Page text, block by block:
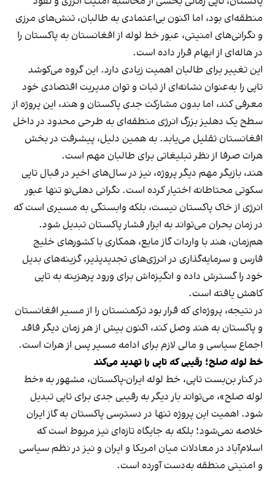
منطقه‌ای بود، اما اکنون بی‌اعتمادی به طالبان، تنش‌های مرزی
و نگرانی‌های امنیتی، عبور خط لوله از افغانستان به پاکستان را
در هاله‌ای از ابهام قرار داده است.
این تغییر برای طالبان اهمیت زیادی دارد. این گروه می‌کوشد
تاپی را به‌عنوان نشانه‌ای از ثبات و توان مدیریت اقتصادی خود
معرفی کند، اما بدون مشارکت جدی پاکستان و هند، این پروژه از
سطح یک دهلیز بزرگ انرژی منطقه‌ای به طرحی محدود در داخل
افغانستان تقلیل می‌یابد. به همین دلیل، پیشرفت در بخش
هرات صرفا از نظر تبلیغاتی برای طالبان مهم است.
هند، بازیگر مهم دیگر پروژه، نیز در سال‌های اخیر در قبال تاپی
سکوتی محتاطانه اختیار کرده است. نگرانی دهلی‌نو تنها عبور
انرژی از خاک پاکستان نیست، بلکه وابستگی به مسیری است که
در زمان بحران می‌تواند به ابزار فشار پاکستان تبدیل شود.
هم‌زمان، هند با واردات گاز مایع، همکاری با کشورهای خلیج
فارس و سرمایه‌گذاری در انرژی‌های تجدیدپذیر، گزینه‌های بدیل
خود را گسترش داده و انگیزه‌اش برای ورود پرهزینه به تاپی
کاهش یافته است.
در نتیجه، پروژه‌ای که قرار بود ترکمنستان را از مسیر افغانستان
و پاکستان به هند وصل کند، اکنون بیش از هر زمان دیگر فاقد
اجماع سیاسی و مالی لازم برای ادامه مسیر پس از هرات است.
خط لوله صلح؛ رقیبی که تاپی را تهدید می‌کند
در کنار بن‌بست تاپی، خط لوله ایران-پاکستان، مشهور به «خط
لوله صلح»، می‌تواند بار دیگر به رقیبی جدی برای تاپی تبدیل
شود. اهمیت این پروژه تنها در دسترسی پاکستان به گاز ایران
خلاصه نمی‌شود؛ بلکه به جایگاه تازه‌ای نیز مربوط است که
اسلام‌آباد در معادلات میان امریکا و ایران و نیز در نظم سیاسی
و امنیتی منطقه به‌دست آورده است.